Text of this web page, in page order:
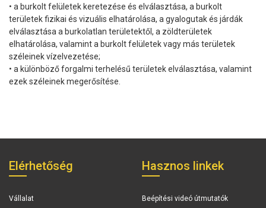
• a burkolt felületek keretezése és elválasztása, a burkolt
területek fizikai és vizuális elhatárolása, a gyalogutak és járdák
elválasztása a burkolatlan területektől, a zöldterületek
elhatárolása, valamint a burkolt felületek vagy más területek
széleinek vízelvezetése;
• a különböző forgalmi terhelésű területek elválasztása, valamint
ezek széleinek megerősítése.
Elérhetőség
Vállalat
Hasznos linkek
Beépítési videó útmutatók